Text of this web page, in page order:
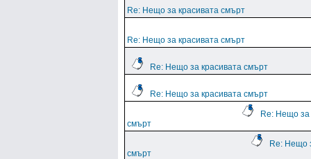
Re: Нещо за красивата смърт
Re: Нещо за красивата смърт
Re: Нещо за красивата смърт
Re: Нещо за красивата смърт
Re: Нещо за
смърт
Re: Нещо
смърт